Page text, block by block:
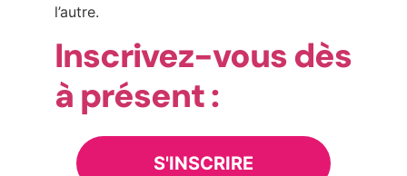
l’autre.
Inscrivez-vous dès
à présent :
S'INSCRIRE